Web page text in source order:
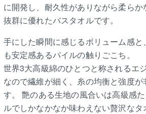
に開発し、耐久性がありながら柔ら
抜群に優れたバスタオルです。
手にした瞬間に感じるボリューム感
も安定感あるパイルの触りごこち。
世界3大高級綿のひとつと称されるエ
なので繊維が細く、糸の均衡と強度が
す。 艶のある生地の風合いは高級感
ルでしかなかなか味わえない贅沢な